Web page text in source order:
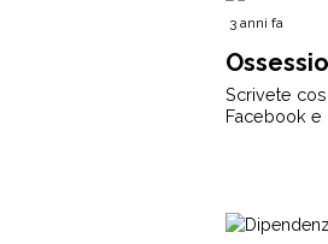
3 anni fa
Scrivete
Facebook e